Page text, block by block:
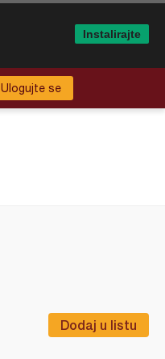
Ulogujte se
Dodaj u listu
Instalirajte